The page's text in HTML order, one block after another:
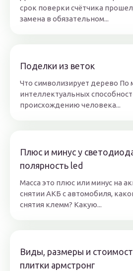
срок поверки счётчика
замена в обязательном...
Поделки из веток
Что символизирует дерево По
интеллектуальных
происхождению человека...
Плюс и минус у
полярность led
Масса это плюс или минус на
снятии АКБ с автомобиля,
снятия клемм? Какую...
Виды, размеры и
плитки армстронг